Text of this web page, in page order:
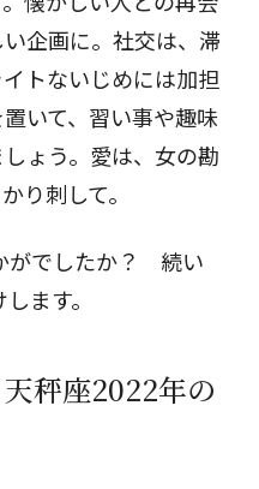
企画に。社交は、滞
トないじめには加担
いて、習い事や趣味
ょう。愛は、女の勘
り刺して。
がでしたか？ 続い
ます。
天秤座2022年の